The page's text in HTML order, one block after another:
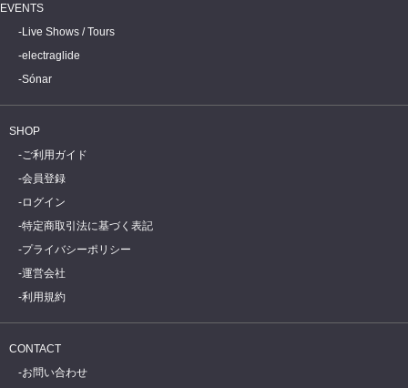
EVENTS
Live Shows / Tours
electraglide
Sónar
SHOP
ご利用ガイド
会員登録
ログイン
特定商取引法に基づく表記
プライバシーポリシー
運営会社
利用規約
CONTACT
お問い合わせ